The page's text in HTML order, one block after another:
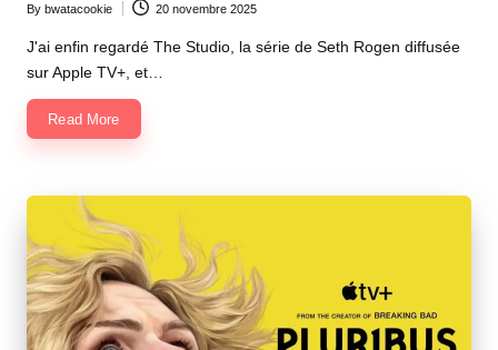
Posted
by
By bwatacookie 20 novembre 2025
J'ai enfin regardé The Studio, la série de Seth Rogen diffusée
sur Apple TV+, et…
Read More